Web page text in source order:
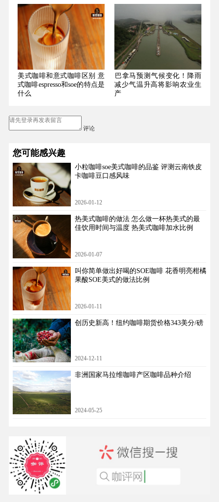
美式咖啡和意式咖啡区别 意
式咖啡espresso和soe的特点是
什么
​巴拿马预测气候变化！降雨
减少气温升高将影响农业生
产
评论
您可能感兴趣
小粒咖啡soe美式咖啡的品鉴 评测云南铁皮
卡咖啡豆口感风味
2026-01-12
热美式咖啡的做法 怎么做一杯热美式的最
佳饮用时间与温度 热美式咖啡加水比例
2026-01-07
叫你简单做出好喝的SOE咖啡 花香明亮柑橘
果酸SOE美式的做法比例
2026-01-11
创历史新高！纽约咖啡期货价格343美分/磅
2024-12-11
非洲国家马拉维咖啡产区咖啡品种介绍
2024-05-25